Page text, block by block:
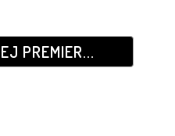
PREMIER...